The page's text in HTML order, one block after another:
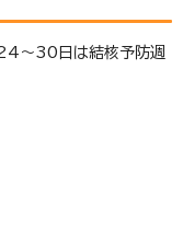
24～30日は結核予防週